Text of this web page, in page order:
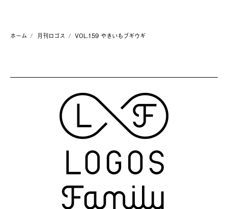
ホーム 月刊ロゴス VOL.159 やきいもブギウギ